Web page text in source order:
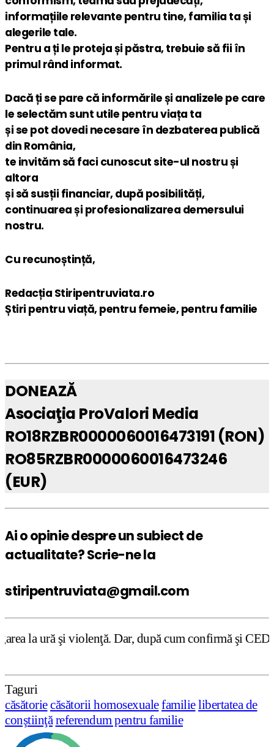
informațiile relevante pentru tine, familia ta și
alegerile tale.
Pentru a ți le proteja și păstra, trebuie să fii în
primul rând informat.
Dacă ți se pare că informările și analizele pe care
le selectăm sunt utile pentru viața ta
și se pot dovedi necesare în dezbaterea publică
din România,
te invităm să faci cunoscut site-ul nostru și
altora
și să susții financiar, după posibilități,
continuarea și profesionalizarea demersului
nostru.
Cu recunoștință,
Redacția Stiripentruviata.ro
Știri pentru viață, pentru femeie, pentru familie
DONEAZĂ
Asociaţia ProValori Media
RO18RZBR0000060016473191 (RON)
RO85RZBR0000060016473246
(EUR)
Ai o opinie despre un subiect de
actualitate? Scrie-ne la
stiripentruviata@gmail.com
Dar, după cum confirmă şi CEDO în cazul
Taguri
căsătoriecăsătorii homosexualefamilielibertatea de
conştiinţă referendum pentru familie